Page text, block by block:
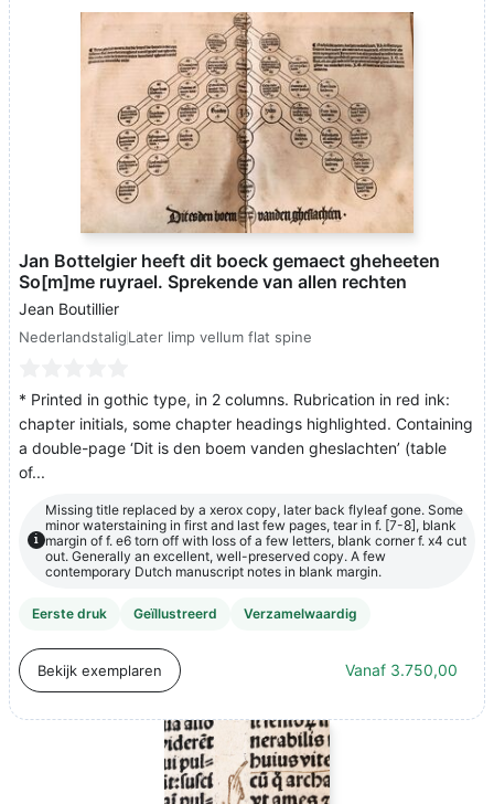
Jan Bottelgier heeft dit boeck gemaect gheheeten
So[m]me ruyrael. Sprekende van allen rechten
Jean Boutillier
NederlandstaligLater limp vellum flat spine
* Printed in gothic type, in 2 columns. Rubrication in red ink:
chapter initials, some chapter headings highlighted. Containing
a double-page ‘Dit is den boem vanden gheslachten’ (table
of...
i
Missing title replaced by a xerox copy, later back flyleaf gone. Some
minor waterstaining in first and last few pages, tear in f. [7-8], blank
margin of f. e6 torn off with loss of a few letters, blank corner f. x4 cut
out. Generally an excellent, well-preserved copy. A few
contemporary Dutch manuscript notes in blank margin.
Eerste druk Geïllustreerd Verzamelwaardig
Vanaf 3.750,00
Bekijk exemplaren